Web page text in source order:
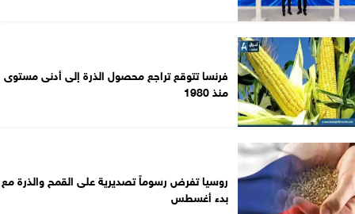
فرنسا تتوقع تراجع محصول الذرة إلى أدنى مستوى
منذ 1980
روسيا تفرض رسوماً تصديرية على القمح والذرة مع
بدء أغسطس